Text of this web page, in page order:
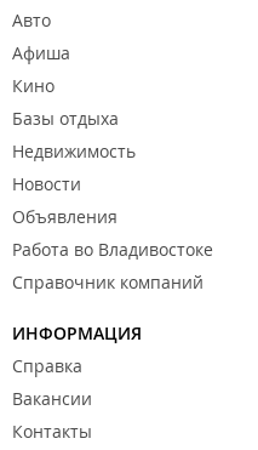
Авто
Афиша
Кино
Базы отдыха
Недвижимость
Новости
Объявления
Работа во Владивостоке
Справочник компаний
ИНФОРМАЦИЯ
Справка
Вакансии
Контакты